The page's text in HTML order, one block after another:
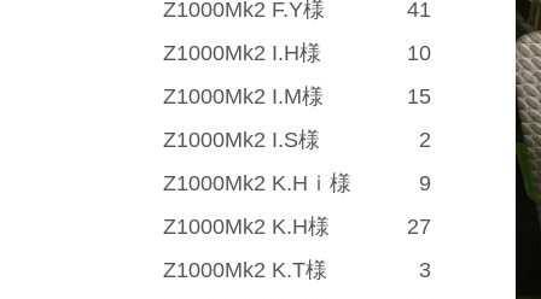
Z1000Mk2 F.Y様
41
Z1000Mk2 I.H様
10
Z1000Mk2 I.M様
15
Z1000Mk2 I.S様
2
Z1000Mk2 K.Hｉ様
9
Z1000Mk2 K.H様
27
Z1000Mk2 K.T様
3